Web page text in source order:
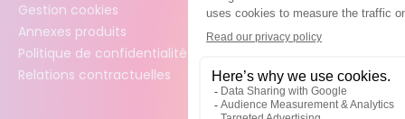
Gestion cookies
Annexes produits
Politique de confidentialité des données
Relations contractuelles